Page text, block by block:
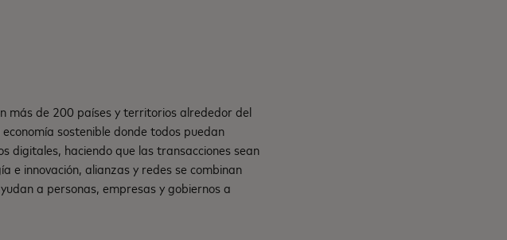
más de 200 países y territorios alrededor del
sostenible donde todos puedan
digitales, haciendo que las transacciones sean
e innovación, alianzas y redes se combinan
a personas, empresas y gobiernos a